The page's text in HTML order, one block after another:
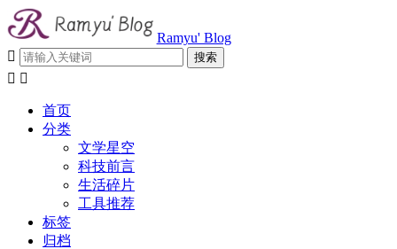
Ramyu' Blog

 
首页
分类
文学星空
科技前言
生活碎片
工具推荐
标签
归档